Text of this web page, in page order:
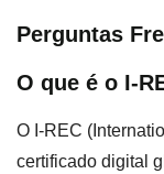
Perguntas
O que é o I-
O I-REC
certificado digital